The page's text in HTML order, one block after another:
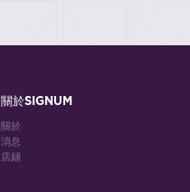
關於SIGNUM
關於
消息
店鋪